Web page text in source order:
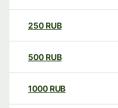
250 RUB
500 RUB
1000 RUB